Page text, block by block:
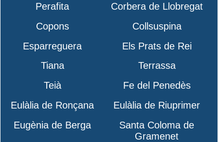
Perafita
Corbera de Llobregat
Copons
Collsuspina
Esparreguera
Els Prats de Rei
Tiana
Terrassa
Teià
Fe del Penedès
Eulàlia de Ronçana
Eulàlia de Riuprimer
Eugènia de Berga
Santa Coloma de
Gramenet